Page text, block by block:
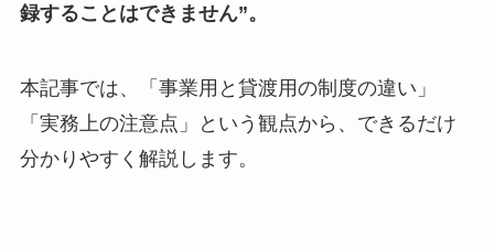
録することはできません”。
本記事では、「事業用と貸渡用の制度の違い」
「実務上の注意点」という観点から、できるだけ
分かりやすく解説します。